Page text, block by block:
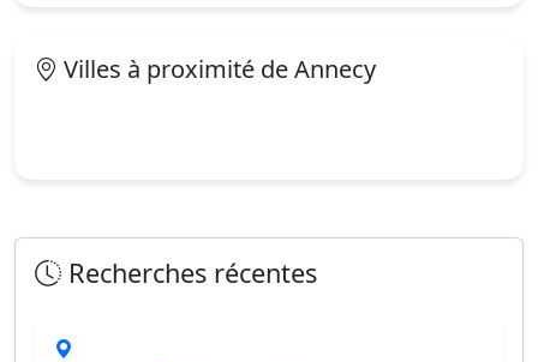
Villes à proximité de Annecy
Recherches récentes